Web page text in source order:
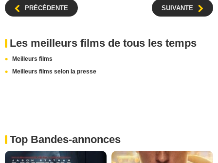
PRÉCÉDENTE SUIVANTE
Les meilleurs films de tous les temps
Meilleurs films
Meilleurs films selon la presse
Top Bandes-annonces